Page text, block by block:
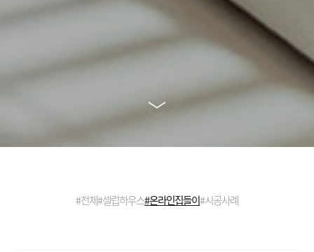
#전체#셀럽하우스#온라인집들이#시공사례